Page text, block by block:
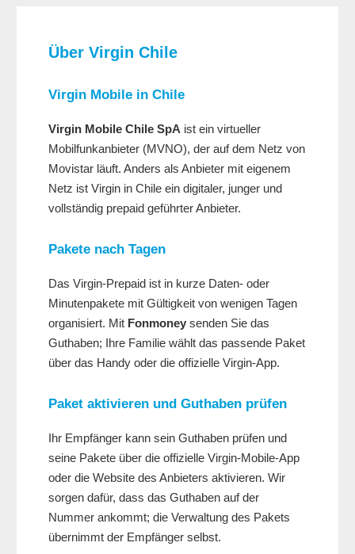
Über Virgin Chile
Virgin Mobile in Chile
Virgin Mobile Chile SpA ist ein virtueller
Mobilfunkanbieter (MVNO), der auf dem Netz von
Movistar läuft. Anders als Anbieter mit eigenem
Netz ist Virgin in Chile ein digitaler, junger und
vollständig prepaid geführter Anbieter.
Pakete nach Tagen
Das Virgin-Prepaid ist in kurze Daten- oder
Minutenpakete mit Gültigkeit von wenigen Tagen
organisiert. Mit Fonmoney senden Sie das
Guthaben; Ihre Familie wählt das passende Paket
über das Handy oder die offizielle Virgin-App.
Paket aktivieren und Guthaben prüfen
Ihr Empfänger kann sein Guthaben prüfen und
seine Pakete über die offizielle Virgin-Mobile-App
oder die Website des Anbieters aktivieren. Wir
sorgen dafür, dass das Guthaben auf der
Nummer ankommt; die Verwaltung des Pakets
übernimmt der Empfänger selbst.